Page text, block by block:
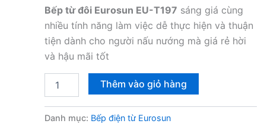
Bếp từ đôi Eurosun EU-T197 sáng giá cùng
nhiều tính năng làm việc dễ thực hiện và thuận
tiện dành cho người nấu nướng mà giá rẻ hời
và hậu mãi tốt
Eurosun
Thêm vào giỏ hàng
Danh mục: Bếp điện từ Eurosun